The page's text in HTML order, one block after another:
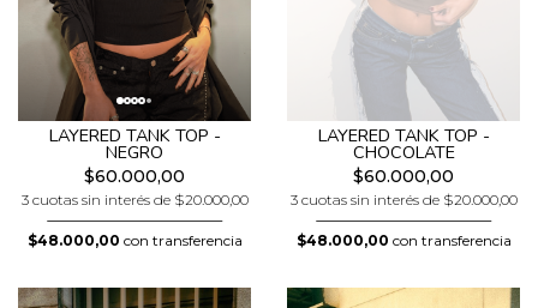
LAYERED TANK TOP -
NEGRO
$60.000,00
3 cuotas sin interés de $20.000,00
$48.000,00 con transferencia
LAYERED TANK TOP -
CHOCOLATE
$60.000,00
3 cuotas sin interés de $20.000,00
$48.000,00 con transferencia